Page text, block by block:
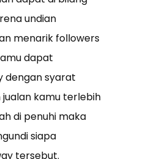
undian
menarik followers
dapat
dengan syarat
kamu terlebih
di penuhi maka
siapa
tersebut.